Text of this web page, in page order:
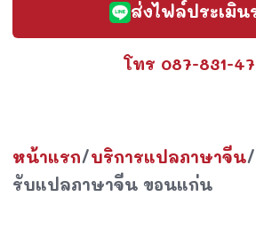
ส่งไฟล์ประเมิน
โทร 087-831-
หน้าแรก/บริการแปลภาษาจีน/
รับแปลภาษาจีน ขอนแก่น